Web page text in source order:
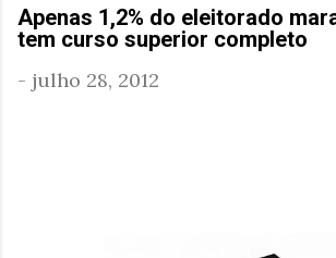
Apenas 1,2% do eleitorado
tem curso superior completo
- julho 28, 2012